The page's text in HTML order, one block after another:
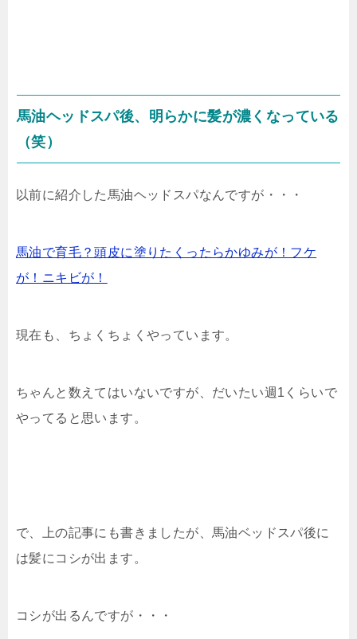
馬油ヘッドスパ後、明らかに髪が濃くなっている
（笑）
以前に紹介した馬油ヘッドスパなんですが・・・
馬油で育毛？頭皮に塗りたくったらかゆみが！フケ
が！ニキビが！
現在も、ちょくちょくやっています。
ちゃんと数えてはいないですが、だいたい週1くらいで
やってると思います。
で、上の記事にも書きましたが、馬油ベッドスパ後に
は髪にコシが出ます。
コシが出るんですが・・・